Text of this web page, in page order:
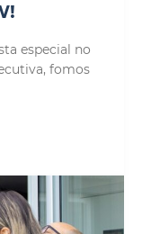
especial no
fomos